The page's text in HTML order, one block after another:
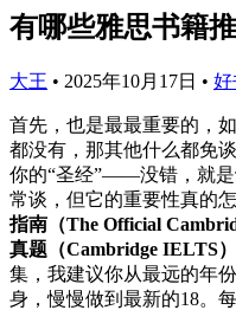
有哪些雅思书籍
大王 • 2025年10月17日 • 好
首先，也是最最重要的，
都没有，那其他什么都免
你的“圣经”——没错，就是
常谈，但它的重要性真的
指南（The Official
真题（Cambridge IELTS）
集，我建议你从最远的年
身，慢慢做到最新的18。